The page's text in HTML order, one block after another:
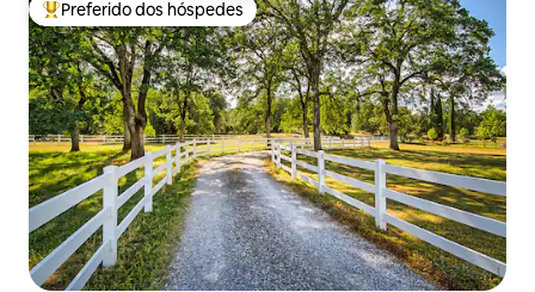
Entre os melhores preferidos dos hóspedes
Preferido dos hóspedes